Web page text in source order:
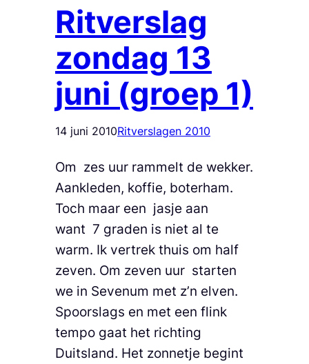
Ritverslag
zondag 13
juni (groep 1)
14 juni 2010Ritverslagen 2010
Om zes uur rammelt de wekker.
Aankleden, koffie, boterham.
Toch maar een jasje aan
want 7 graden is niet al te
warm. Ik vertrek thuis om half
zeven. Om zeven uur starten
we in Sevenum met z’n elven.
Spoorslags en met een flink
tempo gaat het richting
Duitsland. Het zonnetje begint